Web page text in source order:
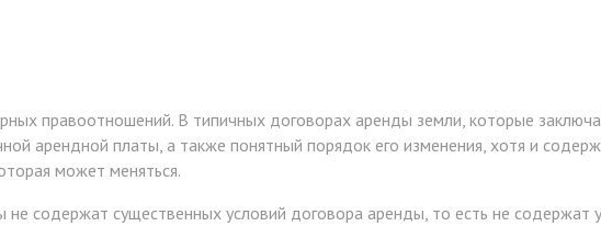
правоотношений. В типичных договорах аренды земли, которые
арендной платы, а также понятный порядок его изменения, хотя и
может меняться.
содержат существенных условий договора аренды, то есть не содержат